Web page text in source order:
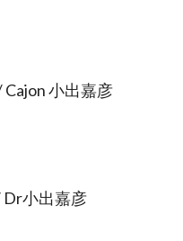
小出嘉彦
Dr小出嘉彦